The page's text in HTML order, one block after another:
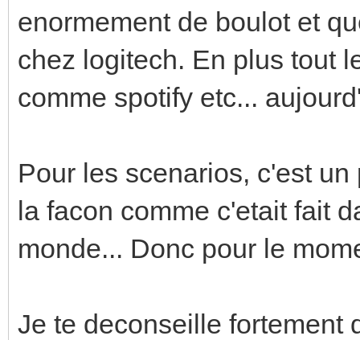
enormement de boulot et
chez logitech. En plus tout
comme spotify etc...
Pour les scenarios, c'est
la facon comme c'etait fait
monde... Donc pour le
Je te deconseille fortement